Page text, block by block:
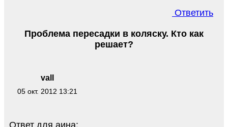
Ответить
vall
05 окт. 2012 13:21
Проблема пересадки в коляску. Кто как
решает?